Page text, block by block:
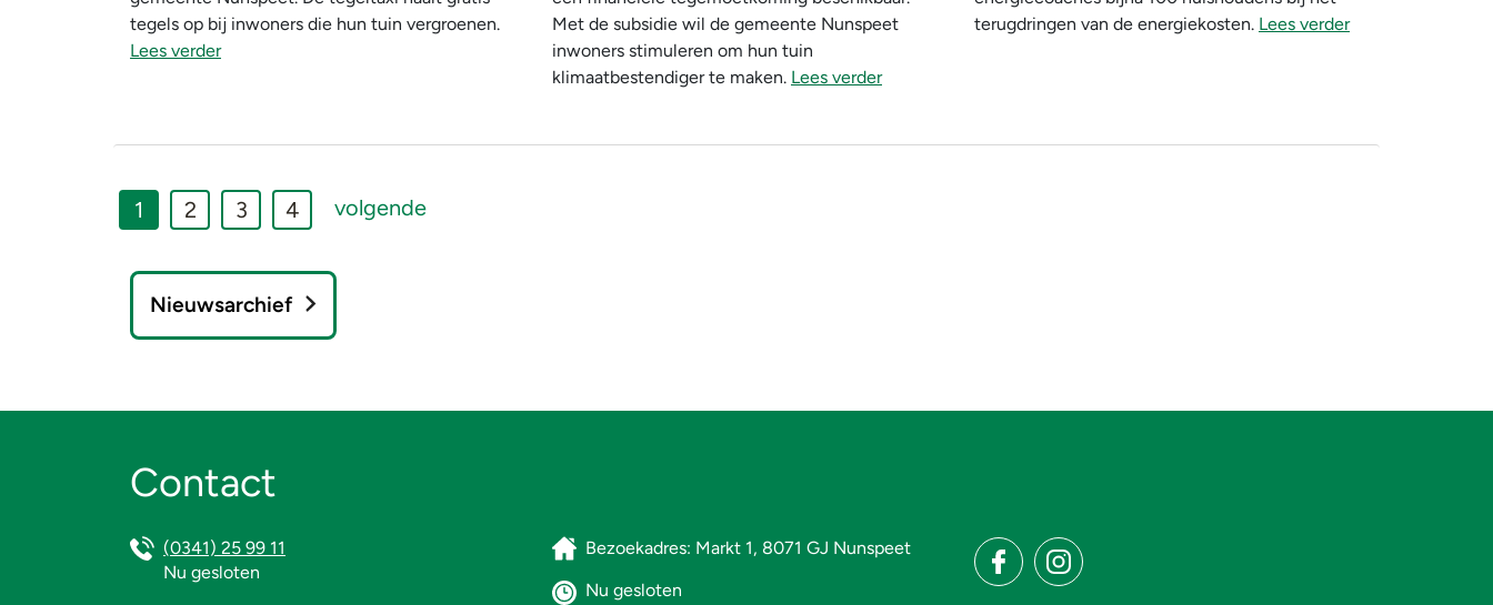
tegels op bij inwoners die hun tuin vergroenen.
Lees verder
Met de subsidie wil de gemeente Nunspeet
inwoners stimuleren om hun tuin
klimaatbestendiger te maken. Lees verder
terugdringen van de energiekosten. Lees verder
1 2 3 4 volgende
Nieuwsarchief
Contact
(0341) 25 99 11
Nu gesloten
Bezoekadres: Markt 1, 8071 GJ Nunspeet
Nu gesloten